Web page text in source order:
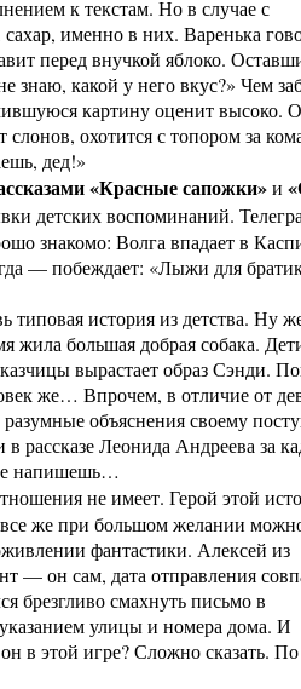
к текстам. Но в случае с
именно в них. Варенька
перед внучкой яблоко.
знаю, какой у него вкус?» Чем
картину оценит высоко.
охотится с топором за
дед!»
«Красные сапожки»и
детских воспоминаний.
знакомо: Волга впадает в
— побеждает: «Лыжи для
типовая история из детства. Ну
жила большая добрая собака.
вырастает образ Сэнди.
же… Впрочем, в отличие от
объяснения своему
рассказе Леонида Анд­реева за
напишешь…
не имеет. Герой этой
же при большом желании
фантастики. Алексей из
— он сам, дата отправления
брезгливо смахнуть письмо в
улицы и номера дома. И
в этой игре? Сложно сказать. По